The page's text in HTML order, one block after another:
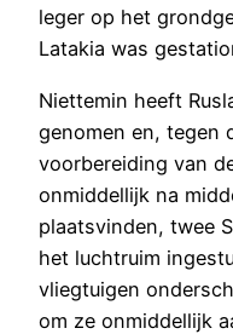
leger op het
Latakia was
Niettemin heeft
genomen en, tegen
voorbereiding van
onmiddellijk na
plaatsvinden, twee
het luchtruim
vliegtuigen
om ze onmiddellijk